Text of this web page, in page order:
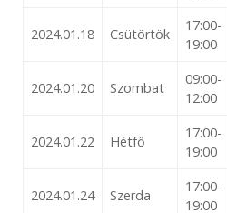
2024.01.18 Csütörtök
17:00-
19:00
2024.01.20 Szombat
09:00-
12:00
2024.01.22 Hétfő
17:00-
19:00
2024.01.24 Szerda
17:00-
19:00